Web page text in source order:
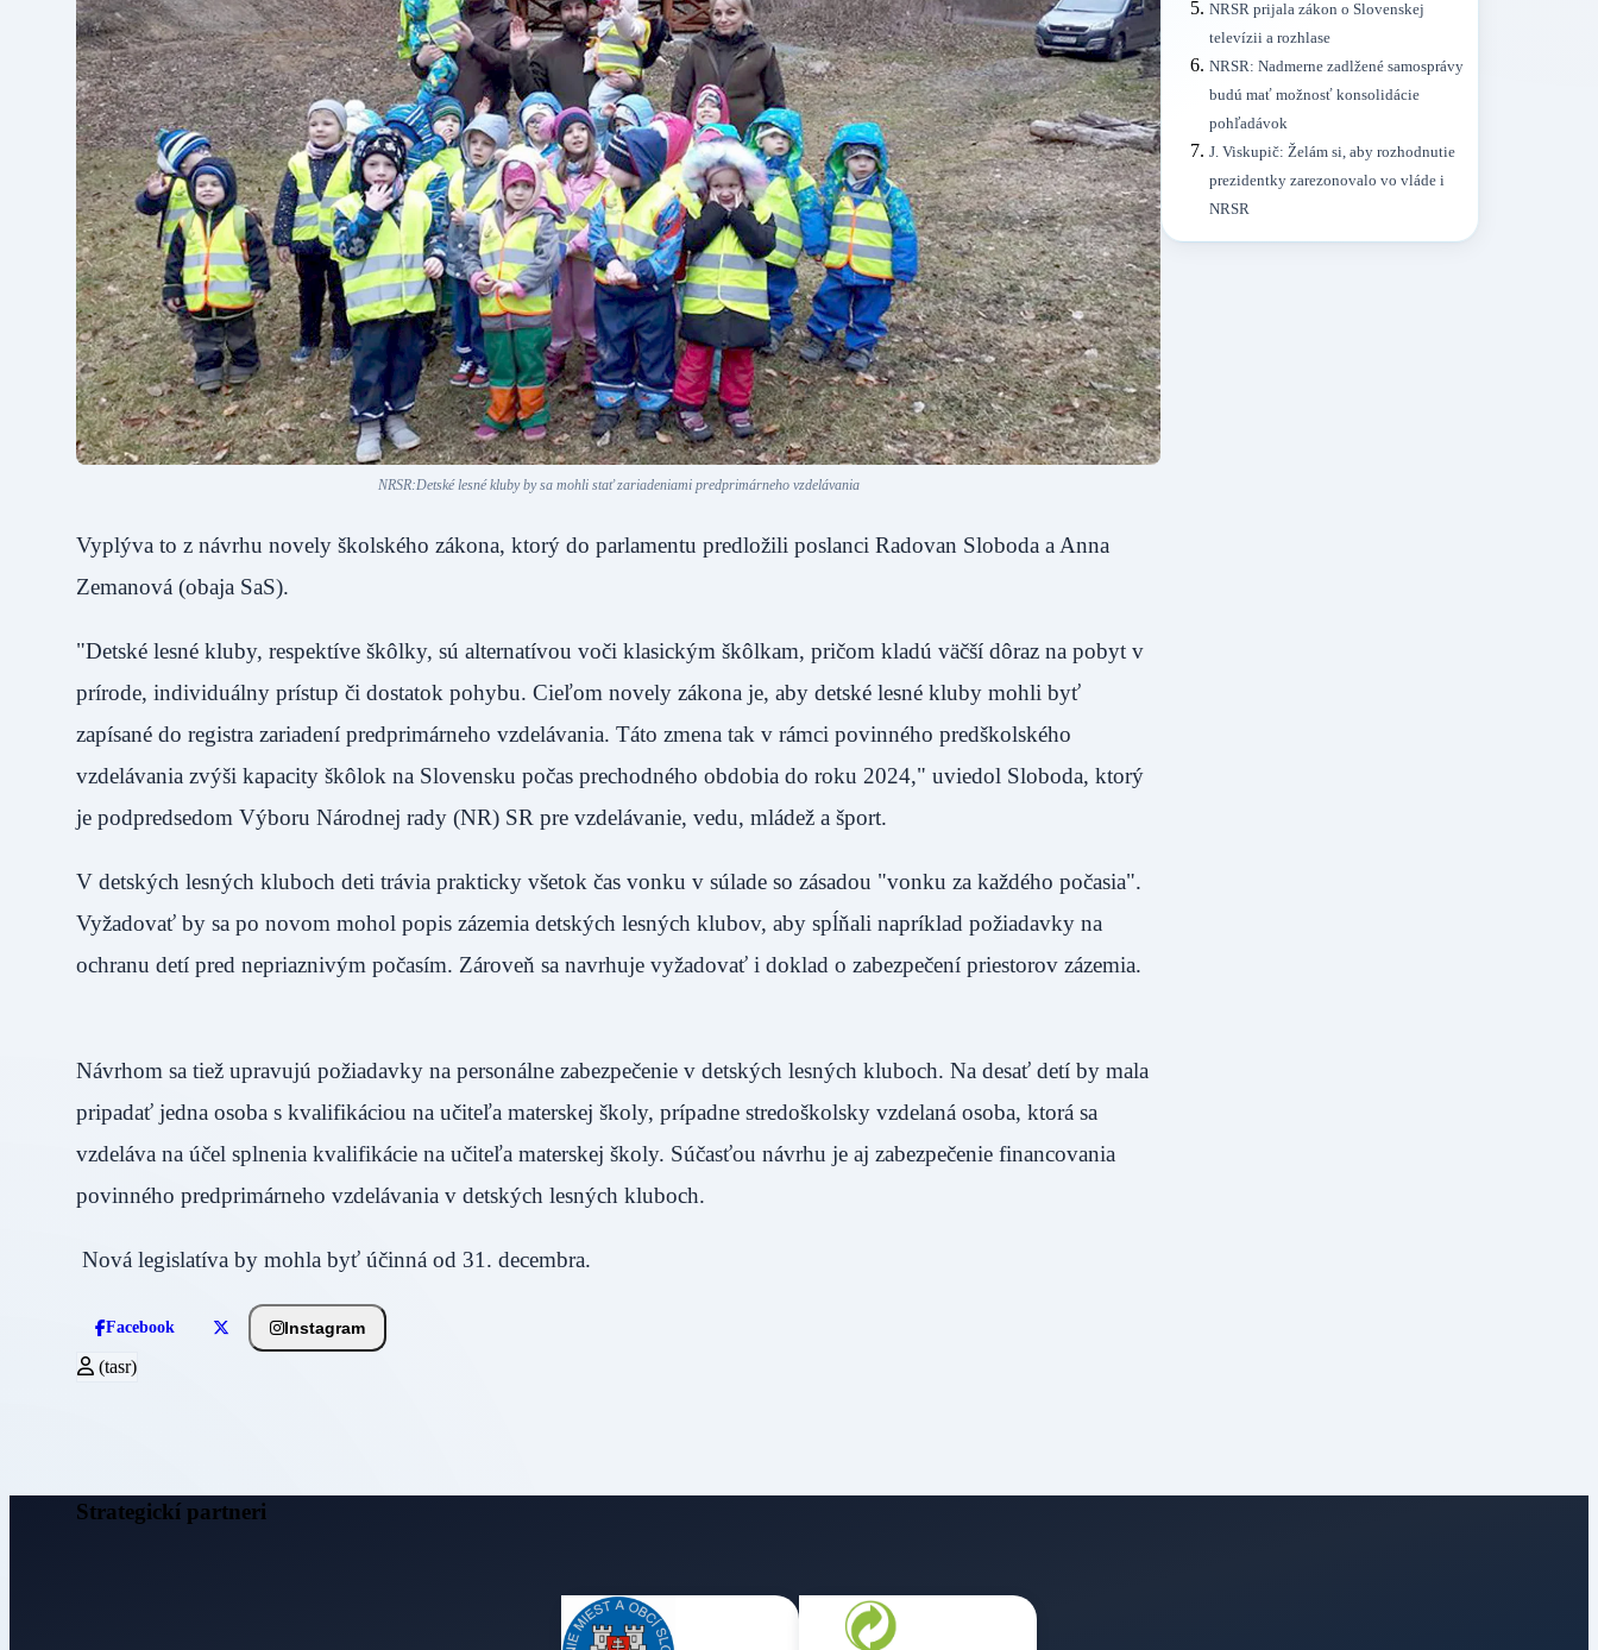
NRSR:Detské lesné kluby by sa mohli stať zariadeniami predprimárneho vzdelávania
Vyplýva to z návrhu novely školského zákona, ktorý do parlamentu predložili poslanci Radovan Sloboda a Anna
Zemanová (obaja SaS).
"Detské lesné kluby, respektíve škôlky, sú alternatívou voči klasickým škôlkam, pričom kladú väčší dôraz na pobyt v
prírode, individuálny prístup či dostatok pohybu. Cieľom novely zákona je, aby detské lesné kluby mohli byť
zapísané do registra zariadení predprimárneho vzdelávania. Táto zmena tak v rámci povinného predškolského
vzdelávania zvýši kapacity škôlok na Slovensku počas prechodného obdobia do roku 2024," uviedol Sloboda, ktorý
je podpredsedom Výboru Národnej rady (NR) SR pre vzdelávanie, vedu, mládež a šport.
V detských lesných kluboch deti trávia prakticky všetok čas vonku v súlade so zásadou "vonku za každého počasia".
Vyžadovať by sa po novom mohol popis zázemia detských lesných klubov, aby spĺňali napríklad požiadavky na
ochranu detí pred nepriaznivým počasím. Zároveň sa navrhuje vyžadovať i doklad o zabezpečení priestorov zázemia.
Návrhom sa tiež upravujú požiadavky na personálne zabezpečenie v detských lesných kluboch. Na desať detí by mala
pripadať jedna osoba s kvalifikáciou na učiteľa materskej školy, prípadne stredoškolsky vzdelaná osoba, ktorá sa
vzdeláva na účel splnenia kvalifikácie na učiteľa materskej školy. Súčasťou návrhu je aj zabezpečenie financovania
povinného predprimárneho vzdelávania v detských lesných kluboch.
Nová legislatíva by mohla byť účinná od 31. decembra.
Facebook Instagram
(tasr)
NRSR prijala zákon o Slovenskej
televízii a rozhlase
NRSR: Nadmerne zadlžené samosprávy
budú mať možnosť konsolidácie
pohľadávok
J. Viskupič: Želám si, aby rozhodnutie
prezidentky zarezonovalo vo vláde i
NRSR
Strategickí partneri